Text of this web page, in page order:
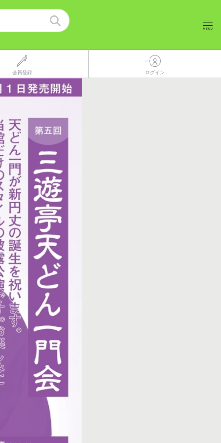
会員登録 ログイン